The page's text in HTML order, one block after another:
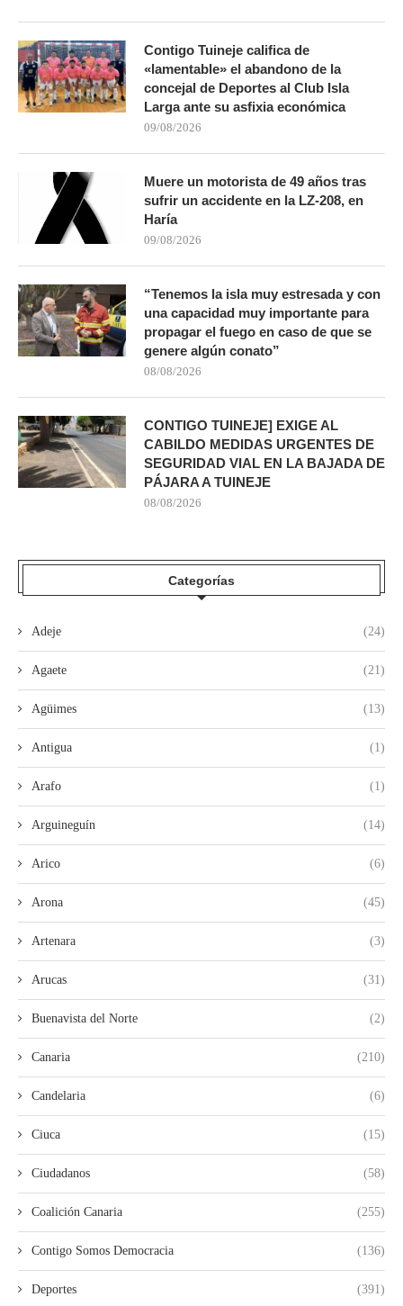
Contigo Tuineje califica de
«lamentable» el abandono de la
concejal de Deportes al Club Isla
Larga ante su asfixia económica
09/08/2026
Muere un motorista de 49 años tras
sufrir un accidente en la LZ-208, en
Haría
09/08/2026
“Tenemos la isla muy estresada y con
una capacidad muy importante para
propagar el fuego en caso de que se
genere algún conato”
08/08/2026
CONTIGO TUINEJE] EXIGE AL
CABILDO MEDIDAS URGENTES DE
SEGURIDAD VIAL EN LA BAJADA DE
PÁJARA A TUINEJE
08/08/2026
Categorías
Adeje (24)
Agaete (21)
Agüimes (13)
Antigua (1)
Arafo (1)
Arguineguín (14)
Arico (6)
Arona (45)
Artenara (3)
Arucas (31)
Buenavista del Norte (2)
Canaria (210)
Candelaria (6)
Ciuca (15)
Ciudadanos (58)
Coalición Canaria (255)
Contigo Somos Democracia (136)
Deportes (391)